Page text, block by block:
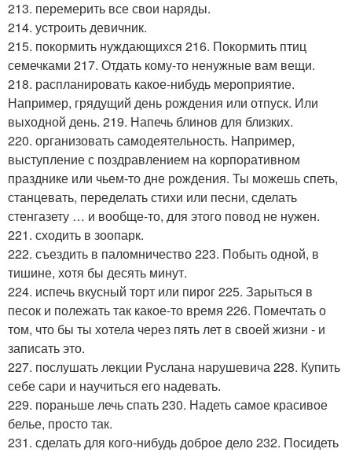
213. перемерить все свои наряды.
214. устроить девичник.
215. покормить нуждающихся 216. Покормить птиц
семечками 217. Отдать кому-то ненужные вам вещи.
218. распланировать какое-нибудь мероприятие.
Например, грядущий день рождения или отпуск. Или
выходной день. 219. Напечь блинов для близких.
220. организовать самодеятельность. Например,
выступление с поздравлением на корпоративном
празднике или чьем-то дне рождения. Ты можешь спеть,
станцевать, переделать стихи или песни, сделать
стенгазету … и вообще-то, для этого повод не нужен.
221. сходить в зоопарк.
222. съездить в паломничество 223. Побыть одной, в
тишине, хотя бы десять минут.
224. испечь вкусный торт или пирог 225. Зарыться в
песок и полежать так какое-то время 226. Помечтать о
том, что бы ты хотела через пять лет в своей жизни - и
записать это.
227. послушать лекции Руслана нарушевича 228. Купить
себе сари и научиться его надевать.
229. пораньше лечь спать 230. Надеть самое красивое
белье, просто так.
231. сделать для кого-нибудь доброе дело 232. Посидеть